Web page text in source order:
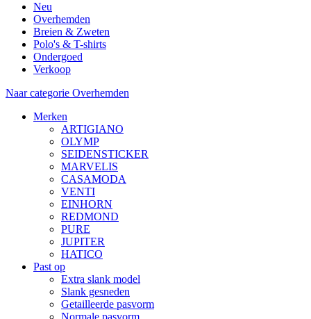
Neu
Overhemden
Breien & Zweten
Polo's & T-shirts
Ondergoed
Verkoop
Naar categorie Overhemden
Merken
ARTIGIANO
OLYMP
SEIDENSTICKER
MARVELIS
CASAMODA
VENTI
EINHORN
REDMOND
PURE
JUPITER
HATICO
Past op
Extra slank model
Slank gesneden
Getailleerde pasvorm
Normale pasvorm